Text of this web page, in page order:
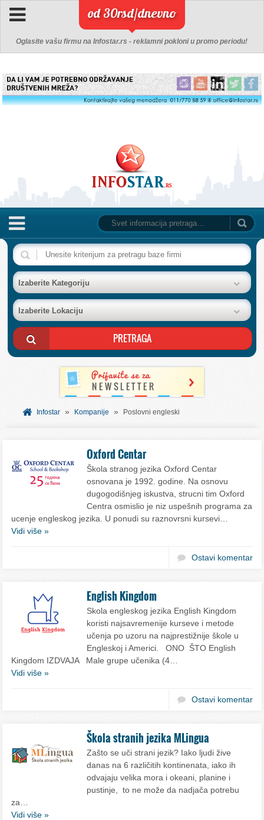
od 30rsd/dnevno
Oglasite vašu firmu na Infostar.rs - reklamni pokloni u promo periodu!
NASLOVNA
BAZA FIRMI
POSLOVNI OGLASI
AKCIJE I KATALOZI
BESPLATNI VAUČERI
SVET INFORMACIJA
Izaberite Kategoriju
Izaberite Lokaciju
Infostar » Kompanije » Poslovni engleski
Oxford Centar
Škola stranog jezika Oxford Centar
osnovana je 1992. godine. Na osnovu
dugogodišnjeg iskustva, strucni tim Oxford
Centra osmislio je niz uspešnih programa za
ucenje engleskog jezika. U ponudi su raznovrsni kursevi…
Vidi više »
Ostavi komentar
English Kingdom
Skola engleskog jezika English Kingdom
koristi najsavremenije kurseve i metode
učenja po uzoru na najprestižnije škole u
Engleskoj i Americi. ONO ŠTO English
Kingdom IZDVAJA Male grupe učenika (4…
Vidi više »
Ostavi komentar
Škola stranih jezika MLingua
Zašto se uči strani jezik? Iako ljudi žive
danas na 6 različitih kontinenata, iako ih
odvajaju velika mora i okeani, planine i
pustinje, to ne može da nadjača potrebu
za…
Vidi više »